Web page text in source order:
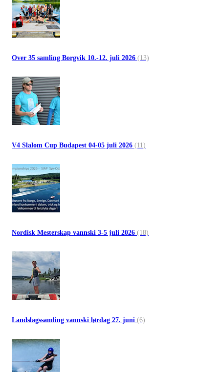
Over 35 samling Borgvik 10.-12. juli 2026 (13)
V4 Slalom Cup Budapest 04-05 juli 2026 (11)
Nordisk Mesterskap vannski 3-5 juli 2026 (18)
Landslagssamling vannski lørdag 27. juni (6)